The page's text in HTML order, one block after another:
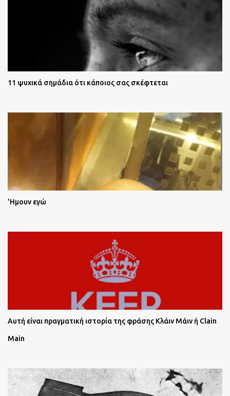
11 ψυχικά σημάδια ότι κάποιος σας σκέφτεται
'Ημουν εγώ
Αυτή είναι πραγματική ιστορία της φράσης Κλάιν Μάιν ή Clain
Main